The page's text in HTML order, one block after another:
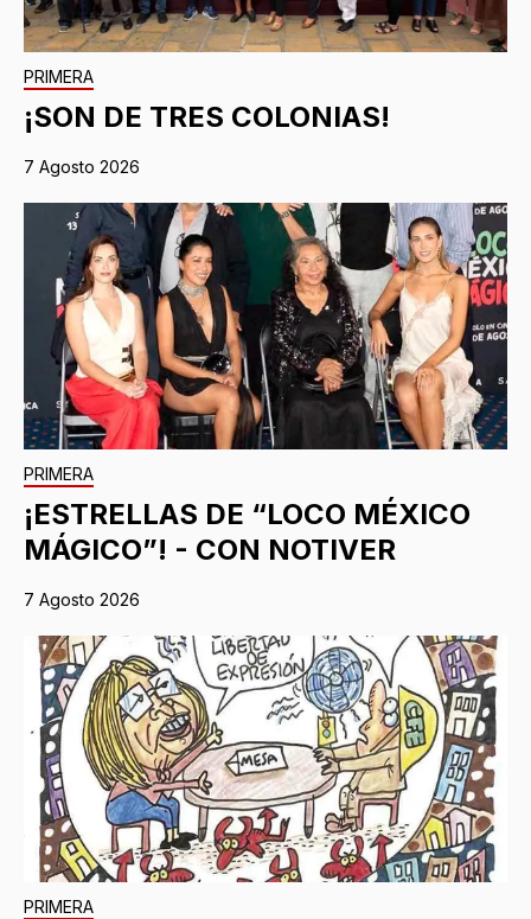
PRIMERA
¡SON DE TRES COLONIAS!
7 Agosto 2026
PRIMERA
¡ESTRELLAS DE “LOCO MÉXICO
MÁGICO”! - CON NOTIVER
7 Agosto 2026
PRIMERA